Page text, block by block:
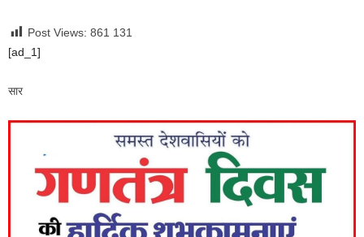
Post Views: 861 131
[ad_1]
सार